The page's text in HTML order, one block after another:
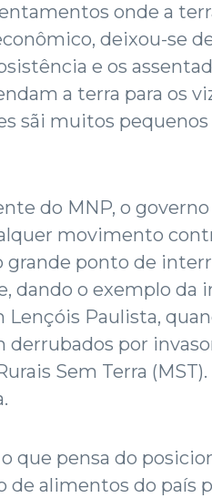
onde a
deixou-se
e os
a terra para os
sãi muitos pequenos
do MNP, o governo
movimento
grande ponto de
dando o exemplo da
Lençóis Paulista,
derrubados por
Sem Terra
que pensa do
de alimentos do país